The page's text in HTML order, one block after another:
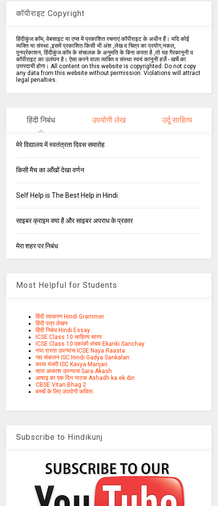
कॉपीराइट Copyright
हिंदीकुंज.कॉम, वेबसाइट या एप्स में प्रकाशित रचनाएं कॉपीराइट के अधीन हैं। यदि कोई
व्यक्ति या संस्था ,इसमें प्रकाशित किसी भी अंश ,लेख व चित्र का प्रयोग,नकल,
पुनर्प्रकाशन, हिंदीकुंज.कॉम के संचालक के अनुमति के बिना करता है ,तो यह गैरकानूनी व
कॉपीराइट का उलंघन है। ऐसा करने वाला व्यक्ति व संस्था स्वयं कानूनी हर्ज़े - खर्चे का
उत्तरदायी होगा। All content on this website is copyrighted. Do not copy
any data from this website without permission. Violations will attract
legal penalties.
हिंदी निबंध उपयोगी लेख उर्दू साहित्य
मेरे विद्यालय में स्वतंत्रता दिवस समारोह
किसी मैच का आँखों देखा वर्णन
Self Help is The Best Help in Hindi
साइबर क्राइम क्या है और साइबर अपराध के प्रकार
मेरा शहर पर निबंध
Most Helpful for Students
हिंदी व्याकरण Hindi Grammer
हिंदी पत्र लेखन
हिंदी निबंध Hindi Essay
ICSE Class 10 साहित्य सागर
ICSE Class 10 एकांकी संचय Ekanki Sanchay
नया रास्ता उपन्यास ICSE Naya Raasta
गद्य संकलन ISC Hindi Gadya Sankalan
काव्य मंजरी ISC Kavya Manjari
सारा आकाश उपन्यास Sara Akash
आषाढ़ का एक दिन नाटक Ashadh ka ek din
CBSE Vitan Bhag 2
बच्चों के लिए उपयोगी कविता
Subscribe to Hindikunj